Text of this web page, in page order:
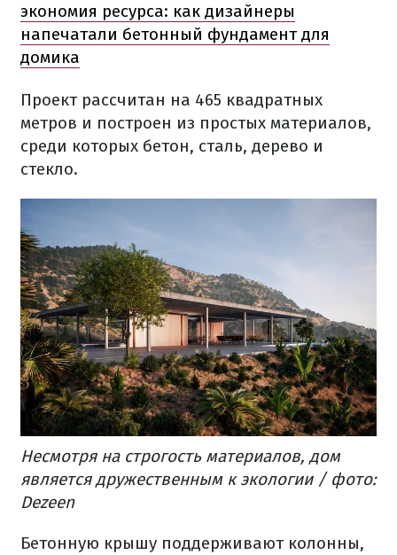
экономия ресурса: как дизайнеры
напечатали бетонный фундамент для
домика
Проект рассчитан на 465 квадратных
метров и построен из простых материалов,
среди которых бетон, сталь, дерево и
стекло.
Несмотря на строгость материалов, дом
является дружественным к экологии / фото:
Dezeen
Бетонную крышу поддерживают колонны,